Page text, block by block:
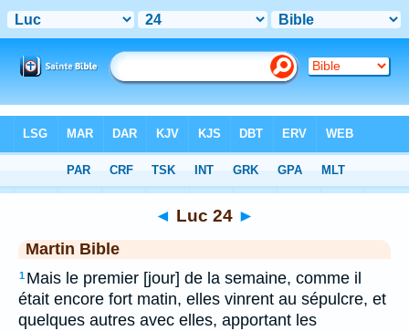
◄ Luc 24 ►
Martin Bible
1 Mais le premier [jour] de la semaine, comme il
était encore fort matin, elles vinrent au sépulcre, et
quelques autres avec elles, apportant les